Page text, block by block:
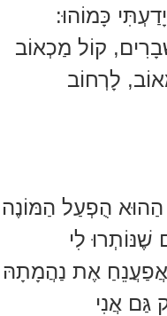
כָּמוֹהוּ:
קוֹל מַכְאוֹב
לָרְחוֹב
הֻפְעַל הַמּוֹנֶה
שֶׁנּוֹתְרוּ לִי
אֶת נַהֲמָתָהּ
גַּם אֲנִי